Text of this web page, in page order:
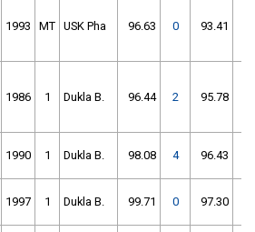
1993 MT USK Pha 96.63 0 93.41
1986 1 Dukla B. 96.44 2 95.78
1990 1 Dukla B. 98.08 4 96.43
1997 1 Dukla B. 99.71 0 97.30